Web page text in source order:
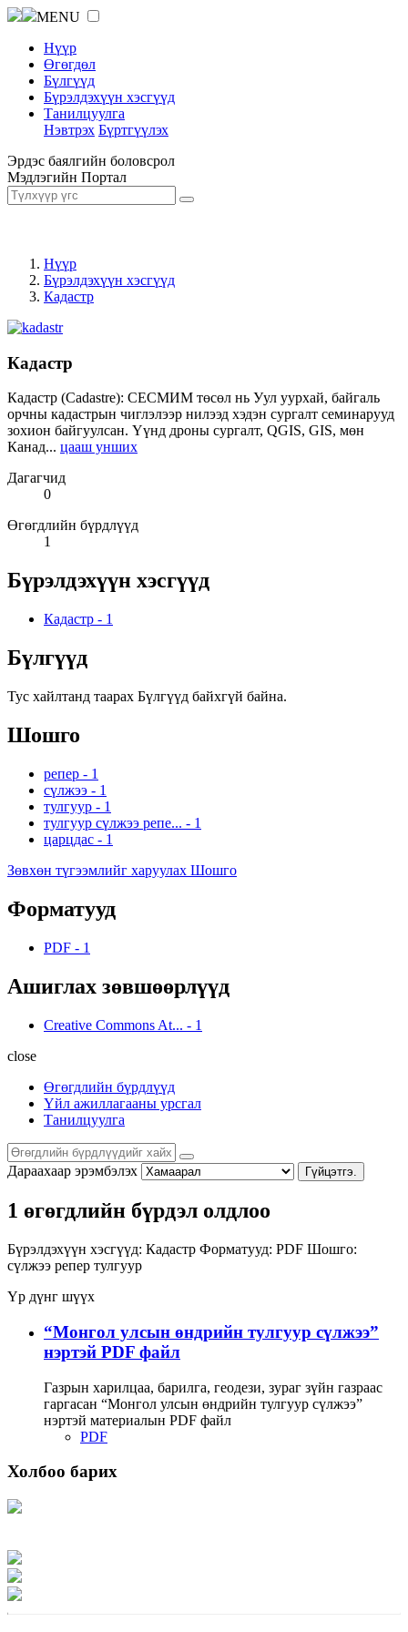
MENU
Нүүр
Өгөгдөл
Бүлгүүд
Бүрэлдэхүүн хэсгүүд
Танилцуулга
Нэвтрэх Бүртгүүлэх
Эрдэс баялгийн боловсрол
Мэдлэгийн Портал
Нүүр
Бүрэлдэхүүн хэсгүүд
Кадастр
Кадастр
Кадастр (Cadastre): СЕСМИМ төсөл нь Уул уурхай, байгаль
орчны кадастрын чиглэлээр нилээд хэдэн сургалт семинарууд
зохион байгуулсан. Үүнд дроны сургалт, QGIS, GIS, мөн
Канад... цааш унших
Дагагчид
0
Өгөгдлийн бүрдлүүд
1
Бүрэлдэхүүн хэсгүүд
Кадастр - 1
Бүлгүүд
Тус хайлтанд таарах Бүлгүүд байхгүй байна.
Шошго
репер - 1
сүлжээ - 1
тулгуур - 1
тулгуур сүлжээ репе... - 1
царцдас - 1
Зөвхөн түгээмлийг харуулах Шошго
Форматууд
PDF - 1
Ашиглах зөвшөөрлүүд
Creative Commons At... - 1
close
Өгөгдлийн бүрдлүүд
Үйл ажиллагааны урсгал
Танилцуулга
Дараахаар эрэмбэлэх Гүйцэтгэ.
1 өгөгдлийн бүрдэл олдлоо
Бүрэлдэхүүн хэсгүүд: Кадастр Форматууд: PDF Шошго:
сүлжээ репер тулгуур
Үр дүнг шүүх
“Монгол улсын өндрийн тулгуур сүлжээ”
нэртэй PDF файл
Газрын харилцаа, барилга, геодези, зураг зүйн газраас
гаргасан “Монгол улсын өндрийн тулгуур сүлжээ”
нэртэй материалын PDF файл
PDF
Холбоо барих